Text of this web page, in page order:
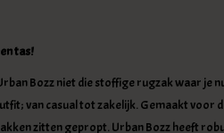
tas!
Bozz niet die stoffige rugzak waar je
van casual tot zakelijk. Gemaakt voor
zitten gepropt. Urban Bozz heeft